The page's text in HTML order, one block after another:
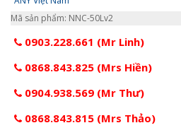
Mã sản phẩm: NNC-50Lv2
0903.228.661 (Mr Linh)
0868.843.825 (Mrs Hiền)
0904.938.569 (Mr Thư)
0868.843.815 (Mrs Thảo)